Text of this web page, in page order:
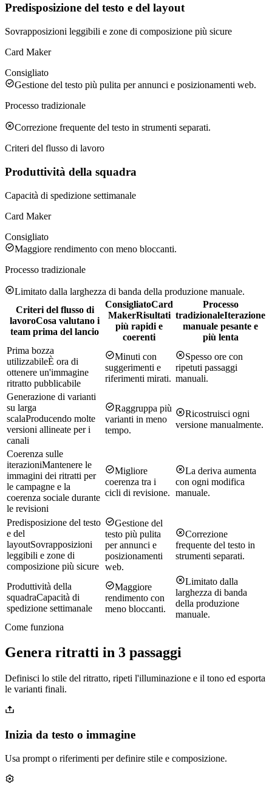
Predisposizione del testo e del layout
Sovrapposizioni leggibili e zone di composizione più sicure
Card Maker
Consigliato
Gestione del testo più pulita per annunci e posizionamenti web.
Processo tradizionale
Correzione frequente del testo in strumenti separati.
Criteri del flusso di lavoro
Produttività della squadra
Capacità di spedizione settimanale
Card Maker
Consigliato
Maggiore rendimento con meno bloccanti.
Processo tradizionale
Limitato dalla larghezza di banda della produzione manuale.
Criteri del flusso di
lavoroCosa valutano i
team prima del lancio
ConsigliatoCard
MakerRisultati
più rapidi e
coerenti
Processo
tradizionaleIterazione
manuale pesante e
più lenta
Prima bozza
utilizzabileÈ ora di
ottenere un'immagine
ritratto pubblicabile
Minuti con
suggerimenti e
riferimenti mirati.
Spesso ore con
ripetuti passaggi
manuali.
Generazione di varianti
su larga
scalaProducendo molte
versioni allineate per i
canali
Raggruppa più
varianti in meno
tempo.
Ricostruisci ogni
versione manualmente.
Coerenza sulle
iterazioniMantenere le
immagini dei ritratti per
le campagne e la
coerenza sociale durante
le revisioni
Migliore
coerenza tra i
cicli di revisione.
La deriva aumenta
con ogni modifica
manuale.
Predisposizione del testo
e del
layoutSovrapposizioni
leggibili e zone di
composizione più sicure
Gestione del
testo più pulita
per annunci e
posizionamenti
web.
Correzione
frequente del testo in
strumenti separati.
Produttività della
squadraCapacità di
spedizione settimanale
Maggiore
rendimento con
meno bloccanti.
Limitato dalla
larghezza di banda
della produzione
manuale.
Come funziona
Genera ritratti in 3 passaggi
Definisci lo stile del ritratto, ripeti l'illuminazione e il tono ed esporta
le varianti finali.
Inizia da testo o immagine
Usa prompt o riferimenti per definire stile e composizione.